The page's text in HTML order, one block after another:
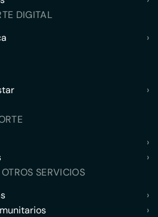
DIGITAL
›
›
›
›
SERVICIOS
›
›